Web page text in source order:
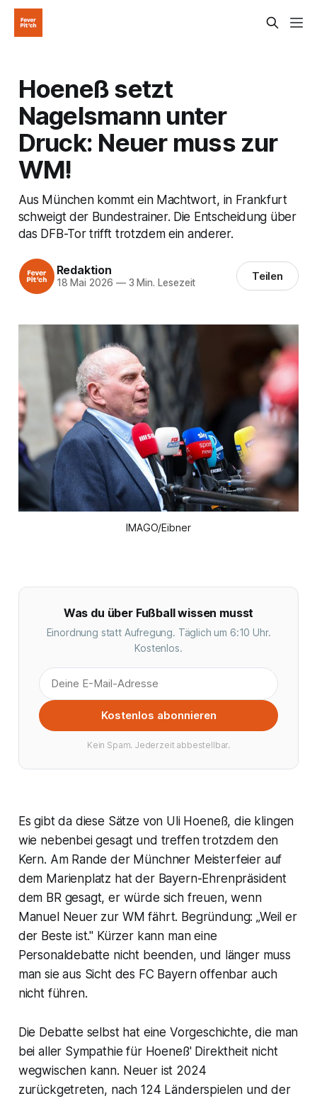
Hoeneß setzt
Nagelsmann unter
Druck: Neuer muss zur
WM!
Aus München kommt ein Machtwort, in Frankfurt
schweigt der Bundestrainer. Die Entscheidung über
das DFB-Tor trifft trotzdem ein anderer.
Redaktion
18 Mai 2026 —3 Min. Lesezeit Teilen
IMAGO/Eibner
Was du über Fußball wissen musst
Einordnung statt Aufregung. Täglich um 6:10 Uhr.
Kostenlos.
Kostenlos abonnieren
Kein Spam. Jederzeit abbestellbar.
Es gibt da diese Sätze von Uli Hoeneß, die klingen
wie nebenbei gesagt und treffen trotzdem den
Kern. Am Rande der Münchner Meisterfeier auf
dem Marienplatz hat der Bayern-Ehrenpräsident
dem BR gesagt, er würde sich freuen, wenn
Manuel Neuer zur WM fährt. Begründung: „Weil er
der Beste ist." Kürzer kann man eine
Personaldebatte nicht beenden, und länger muss
man sie aus Sicht des FC Bayern offenbar auch
nicht führen.
Die Debatte selbst hat eine Vorgeschichte, die man
bei aller Sympathie für Hoeneß' Direktheit nicht
wegwischen kann. Neuer ist 2024
zurückgetreten, nach 124 Länderspielen und der